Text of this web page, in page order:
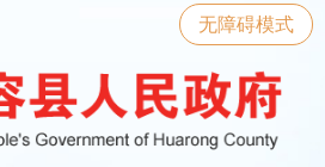
无障碍模式